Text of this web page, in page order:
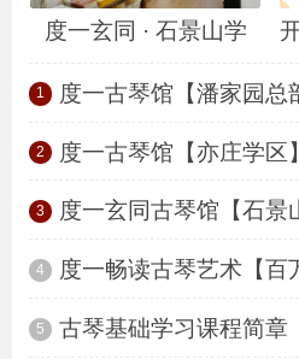
度一玄同 · 石景山学
1 度一古琴馆【潘家园总
2 度一古琴馆【亦庄学区】
3 度一玄同古琴馆【石景
4 度一畅读古琴艺术【百
5 古琴基础学习课程简章